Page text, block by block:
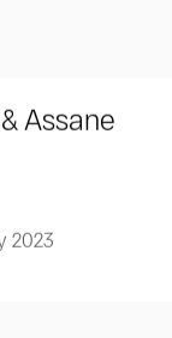
Assane
2023